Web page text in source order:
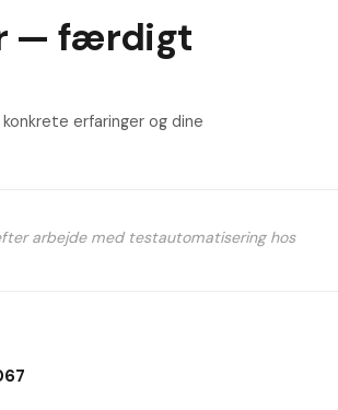
— færdigt
erfaringer og dine
arbejde med testautomatisering hos